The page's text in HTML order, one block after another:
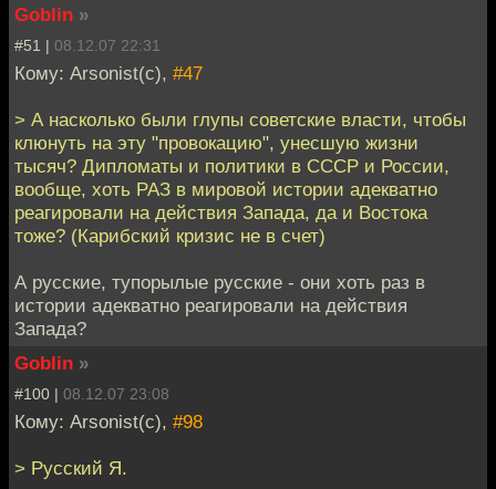
Goblin »
#51 | 08.12.07 22:31
Кому: Arsonist(c), #47
> А насколько были глупы советские власти, чтобы
клюнуть на эту "провокацию", унесшую жизни
тысяч? Дипломаты и политики в СССР и России,
вообще, хоть РАЗ в мировой истории адекватно
реагировали на действия Запада, да и Востока
тоже? (Карибский кризис не в счет)
А русские, тупорылые русские - они хоть раз в
истории адекватно реагировали на действия
Запада?
Goblin »
#100 | 08.12.07 23:08
Кому: Arsonist(c), #98
> Русский Я.